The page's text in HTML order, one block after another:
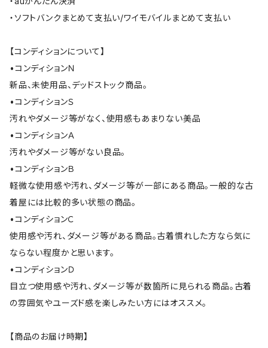
・ソフトバンクまとめて支払い/ワイモバイルまとめて支払い
【コンディションについて】
•コンディションＮ
新品、未使用品、デッドストック商品。
•コンディションＳ
汚れやダメージ等がなく、使用感もあまりない美品
•コンディションＡ
汚れやダメージ等がない良品。
•コンディションＢ
軽微な使用感や汚れ、ダメージ等が一部にある商品。一般的な古
着屋には比較的多い状態の商品。
•コンディションＣ
使用感や汚れ、ダメージ等がある商品。古着慣れした方なら気に
ならない程度かと思います。
•コンディションＤ
目立つ使用感や汚れ、ダメージ等が数箇所に見られる商品。古着
の雰囲気やユーズド感を楽しみたい方にはオススメ。
【商品のお届け時期】